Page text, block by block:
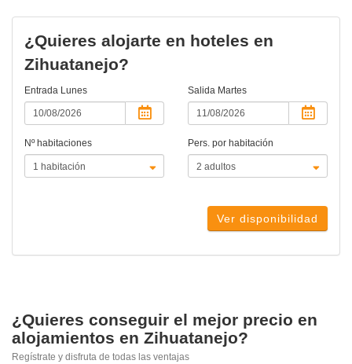
¿Quieres alojarte en hoteles en
Zihuatanejo?
Entrada Lunes Salida Martes
Nº habitaciones Pers. por habitación
Ver disponibilidad
¿Quieres conseguir el mejor precio en
alojamientos en Zihuatanejo?
Regístrate y disfruta de todas las ventajas